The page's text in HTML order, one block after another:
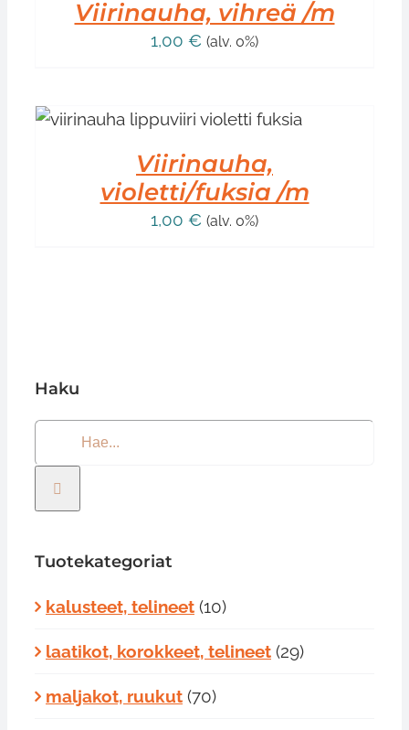
Viirinauha, vihreä /m
1,00 € (alv. 0%)
Viirinauha,
violetti/fuksia /m
1,00 € (alv. 0%)
Haku
...
Tuotekategoriat
kalusteet, telineet (10)
laatikot, korokkeet, telineet (29)
maljakot, ruukut (70)